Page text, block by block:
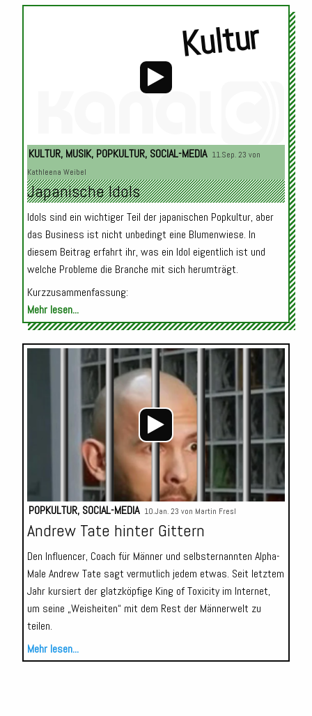
Kultur
Audio-
KULTUR, MUSIK, POPKULTUR, SOCIAL-MEDIA 11.Sep. 23 von
Kathleena Weibel
Japanische Idols
Idols sind ein wichtiger Teil der japanischen Popkultur, aber
das Business ist nicht unbedingt eine Blumenwiese. In
diesem Beitrag erfahrt ihr, was ein Idol eigentlich ist und
welche Probleme die Branche mit sich herumträgt.
Kurzzusammenfassung:
Mehr lesen...
POPKULTUR, SOCIAL-MEDIA 10.Jan. 23 von Martin Fresl
Andrew Tate hinter Gittern
Den Influencer, Coach für Männer und selbsternannten Alpha-
Male Andrew Tate sagt vermutlich jedem etwas. Seit letztem
Jahr kursiert der glatzköpfige King of Toxicity im Internet,
um seine „Weisheiten“ mit dem Rest der Männerwelt zu
teilen.
Mehr lesen...